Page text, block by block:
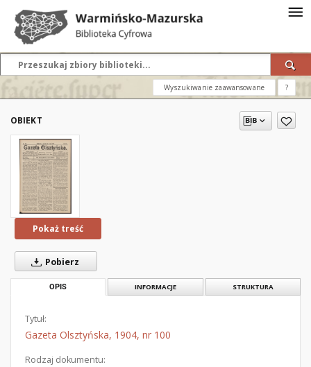
Wyszukiwanie zaawansowane ?
OBIEKT
Pokaż treść
Pobierz
OPIS INFORMACJE STRUKTURA
Tytuł:
Gazeta Olsztyńska, 1904, nr 100
Rodzaj dokumentu: